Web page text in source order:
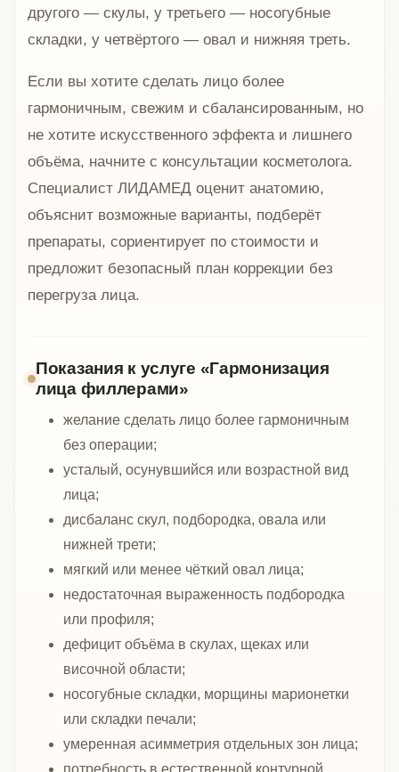
другого — скулы, у третьего — носогубные
складки, у четвёртого — овал и нижняя треть.
Если вы хотите сделать лицо более
гармоничным, свежим и сбалансированным, но
не хотите искусственного эффекта и лишнего
объёма, начните с консультации косметолога.
Специалист ЛИДАМЕД оценит анатомию,
объяснит возможные варианты, подберёт
препараты, сориентирует по стоимости и
предложит безопасный план коррекции без
перегруза лица.
Показания к услуге «Гармонизация
лица филлерами»
желание сделать лицо более гармоничным
без операции;
усталый, осунувшийся или возрастной вид
лица;
дисбаланс скул, подбородка, овала или
нижней трети;
мягкий или менее чёткий овал лица;
недостаточная выраженность подбородка
или профиля;
дефицит объёма в скулах, щеках или
височной области;
носогубные складки, морщины марионетки
или складки печали;
умеренная асимметрия отдельных зон лица;